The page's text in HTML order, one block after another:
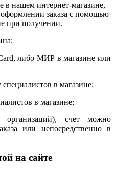
нашем интернет-магазине,
заказа с помощью
при получении.
либо МИР в магазине или
специалистов в магазине;
в магазине;
организаций), счет можно
или непосредственно в
на сайте